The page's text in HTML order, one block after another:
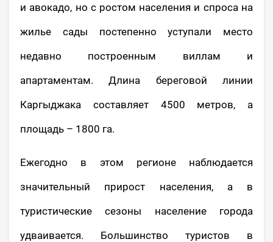
и авокадо, но с ростом населения и спроса на
жилье сады постепенно уступали место
недавно построенным виллам и
апартаментам. Длина береговой линии
Каргыджака составляет 4500 метров, а
площадь – 1800 га.
Ежегодно в этом регионе наблюдается
значительный прирост населения, а в
туристические сезоны население города
удваивается. Большинство туристов в